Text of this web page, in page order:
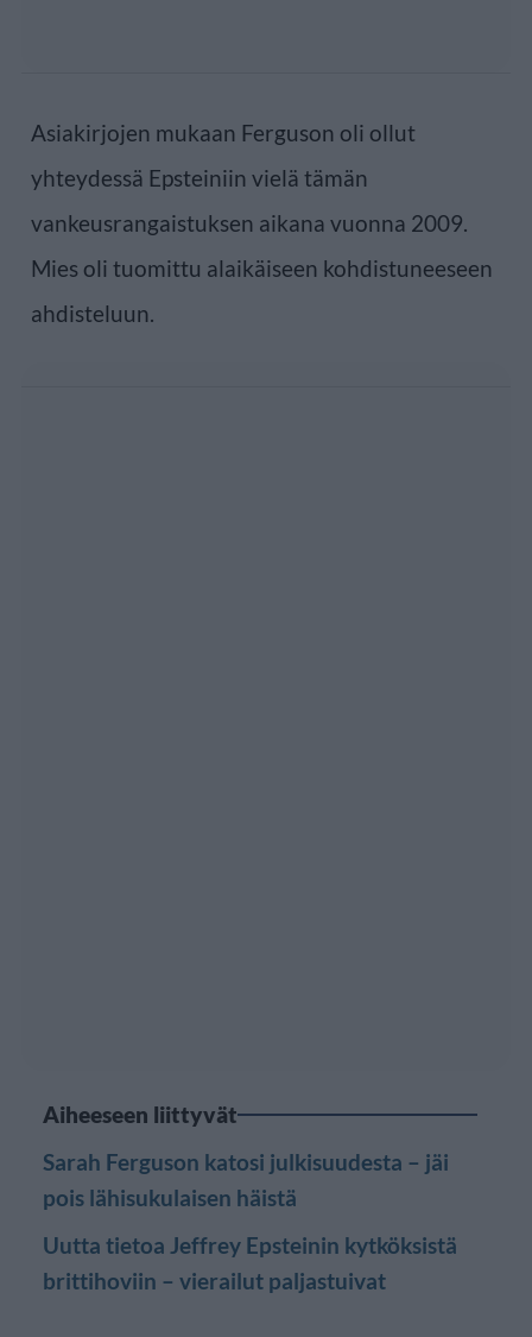
Asiakirjojen mukaan Ferguson oli ollut
yhteydessä Epsteiniin vielä tämän
vankeusrangaistuksen aikana vuonna 2009.
Mies oli tuomittu alaikäiseen kohdistuneeseen
ahdisteluun.
Aiheeseen liittyvät
Sarah Ferguson katosi julkisuudesta – jäi
pois lähisukulaisen häistä
Uutta tietoa Jeffrey Epsteinin kytköksistä
brittihoviin – vierailut paljastuivat